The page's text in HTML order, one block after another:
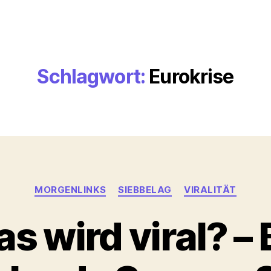
Schlagwort: Eurokrise
Kategorien
MORGENLINKS SIEBBELAG VIRALITÄT
wird viral? –